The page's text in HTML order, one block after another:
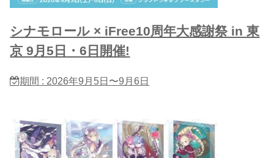
シナモロール × iFree10周年大感謝祭 in 東
京 9月5日・6日開催!
期間 : 2026年9月5日〜9月6日